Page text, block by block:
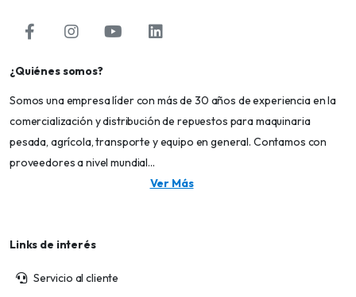
¿Quiénes somos?
Somos una empresa líder con más de 30 años de experiencia en la
comercialización y distribución de repuestos para maquinaria
pesada, agrícola, transporte y equipo en general. Contamos con
proveedores a nivel mundial...
Ver Más
Links de interés
Servicio al cliente